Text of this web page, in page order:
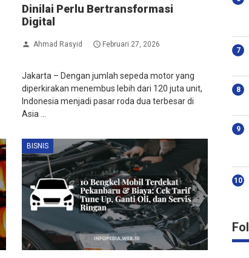
Dinilai Perlu Bertransformasi
Digital
Ahmad Rasyid Februari 27, 2026
Jakarta – Dengan jumlah sepeda motor yang
diperkirakan menembus lebih dari 120 juta unit,
Indonesia menjadi pasar roda dua terbesar di
Asia ...
BISNIS